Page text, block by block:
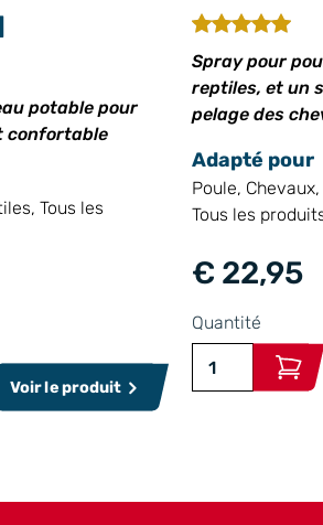
potable pour
confortable
Tous les
Voir le produit
Spray pour
reptiles, et un
pelage des
Adapté pour
Poule,
Tous les
€ 22,95
Quantité